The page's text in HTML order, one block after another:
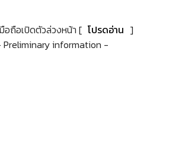
อถือเปิดตัวล่วงหน้า [ โปรดอ่าน ]
Preliminary information -